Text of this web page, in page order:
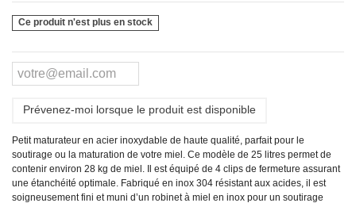
Ce produit n'est plus en stock
Prévenez-moi lorsque le produit est disponible
Petit maturateur en acier inoxydable de haute qualité, parfait pour le
soutirage ou la maturation de votre miel. Ce modèle de 25 litres permet de
contenir environ 28 kg de miel. Il est équipé de 4 clips de fermeture assurant
une étanchéité optimale. Fabriqué en inox 304 résistant aux acides, il est
soigneusement fini et muni d’un robinet à miel en inox pour un soutirage